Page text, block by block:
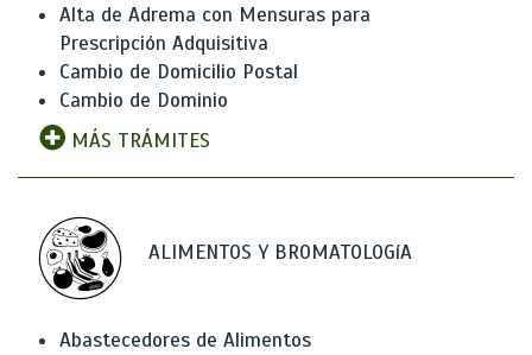
Alta de Adrema con Mensuras para
Prescripción Adquisitiva
Cambio de Domicilio Postal
Cambio de Dominio
MÁS TRÁMITES
ALIMENTOS Y BROMATOLOGíA
Abastecedores de Alimentos